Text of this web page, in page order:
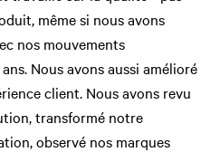
même si nous avons
nos mouvements
Nous avons aussi amélioré
client. Nous avons revu
transformé notre
observé nos marques